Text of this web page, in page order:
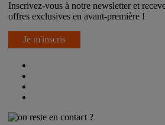
Inscrivez-vous à notre newsletter et
offres exclusives en avant-première !
Je m'inscris